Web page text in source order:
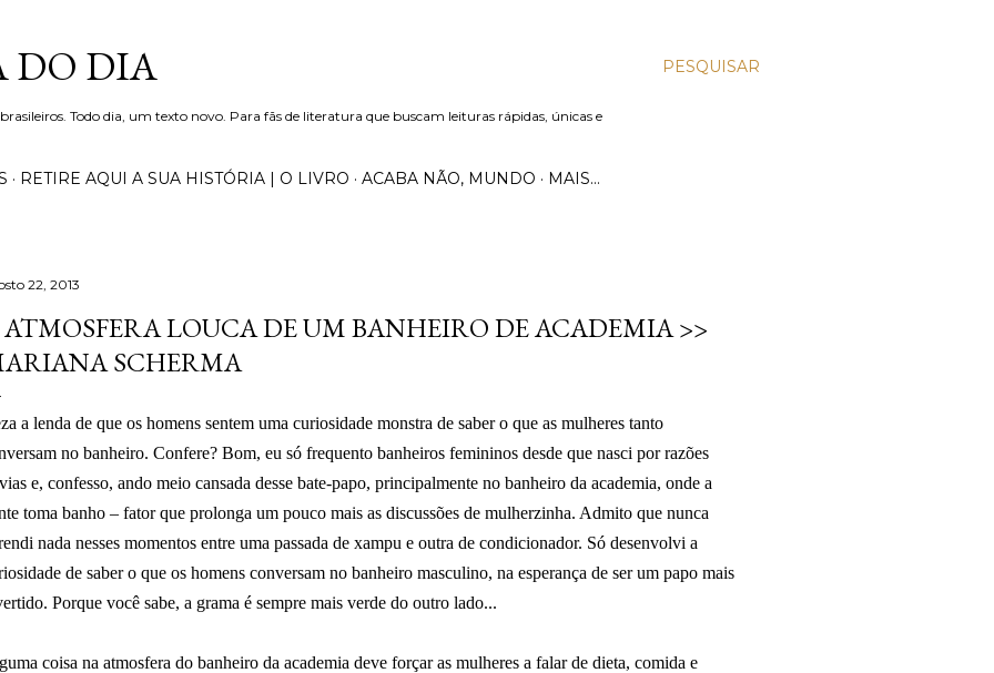
PESQUISAR
DO DIA
Todo dia, um texto novo. Para fãs de literatura que buscam leituras rápidas, únicas e
RETIRE AQUI A SUA HISTÓRIA | O LIVRO ACABA NÃO, MUNDO MAIS…
22, 2013
LOUCA DE UM BANHEIRO DE ACADEMIA >>
SCHERMA
a lenda de que os homens sentem uma curiosidade monstra de saber o que as mulheres tanto
no banheiro. Confere? Bom, eu só frequento banheiros femininos desde que nasci por razões
e, confesso, ando meio cansada desse bate-papo, principalmente no banheiro da academia, onde a
toma banho – fator que prolonga um pouco mais as discussões de mulherzinha. Admito que nunca
nada nesses momentos entre uma passada de xampu e outra de condicionador. Só desenvolvi a
de saber o que os homens conversam no banheiro masculino, na esperança de ser um papo mais
Porque você sabe, a grama é sempre mais verde do outro lado...
coisa na atmosfera do banheiro da academia deve forçar as mulheres a falar de dieta, comida e